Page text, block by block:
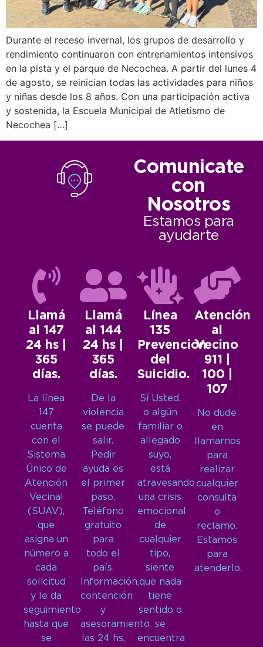
Durante el receso invernal, los grupos de desarrollo y
rendimiento continuaron con entrenamientos intensivos
en la pista y el parque de Necochea. A partir del lunes 4
de agosto, se reinician todas las actividades para niños
y niñas desde los 8 años. Con una participación activa
y sostenida, la Escuela Municipal de Atletismo de
Necochea […]
Comunicate
con
Nosotros
Estamos para
ayudarte
Llamá
al 147
24 hs |
365
días.
La línea
147
cuenta
con el
Sistema
Único de
Atención
Vecinal
(SUAV),
que
asigna un
número a
cada
solicitud
y le da
seguimiento
hasta que
se
Llamá
al 144
24 hs |
365
días.
De la
violencia
se puede
salir.
Pedir
ayuda es
el primer
paso.
Teléfono
gratuito
para
todo el
país.
Información,
contención
y
asesoramiento
las 24 hs,
Línea
135
Prevención
del
Suicidio.
Si Usted,
o algún
familiar o
allegado
suyo,
está
atravesando
una crisis
emocional
de
cualquier
tipo,
siente
que nada
tiene
sentido o
se
encuentra
Atención
al
Vecino
911 |
100 |
107
No dude
en
llamarnos
para
realizar
cualquier
consulta
o
reclamo.
Estamos
para
atenderlo.